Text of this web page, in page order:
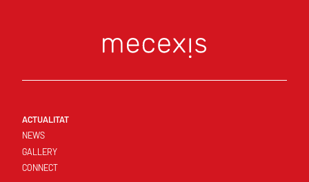
ACTUALITAT
NEWS
GALLERY
CONNECT